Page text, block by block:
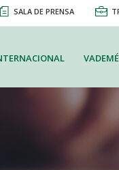
SALA DE PRENSA